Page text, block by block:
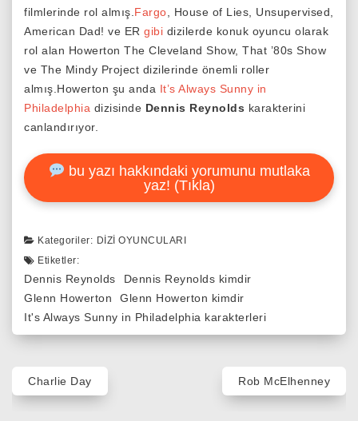
filmlerinde rol almış. Fargo , House of Lies, Unsupervised,
American Dad! ve ER gibi dizilerde konuk oyuncu olarak
rol alan Howerton The Cleveland Show, That ’80s Show
ve The Mindy Project dizilerinde önemli roller
almış.Howerton şu anda It’s Always Sunny in
Philadelphia dizisinde Dennis Reynolds karakterini
canlandırıyor.
bu yazı hakkındaki yorumunu mutlaka
yaz! (Tıkla)
Kategoriler: DIZI OYUNCULARI
Etiketler:
Dennis Reynolds
Dennis Reynolds kimdir
Glenn Howerton
Glenn Howerton kimdir
It's Always Sunny in Philadelphia karakterleri
Yazı
gezinmesi
Charlie Day Rob McElhenney